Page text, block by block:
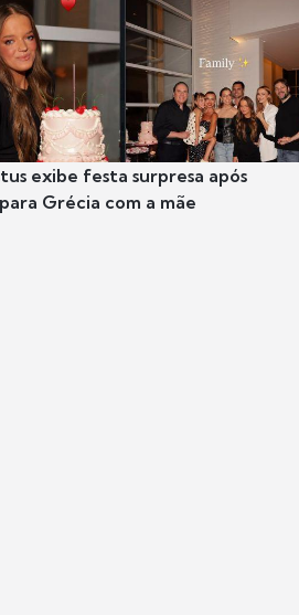
exibe festa surpresa após
Grécia com a mãe